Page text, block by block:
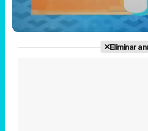
Unmute
Eliminar